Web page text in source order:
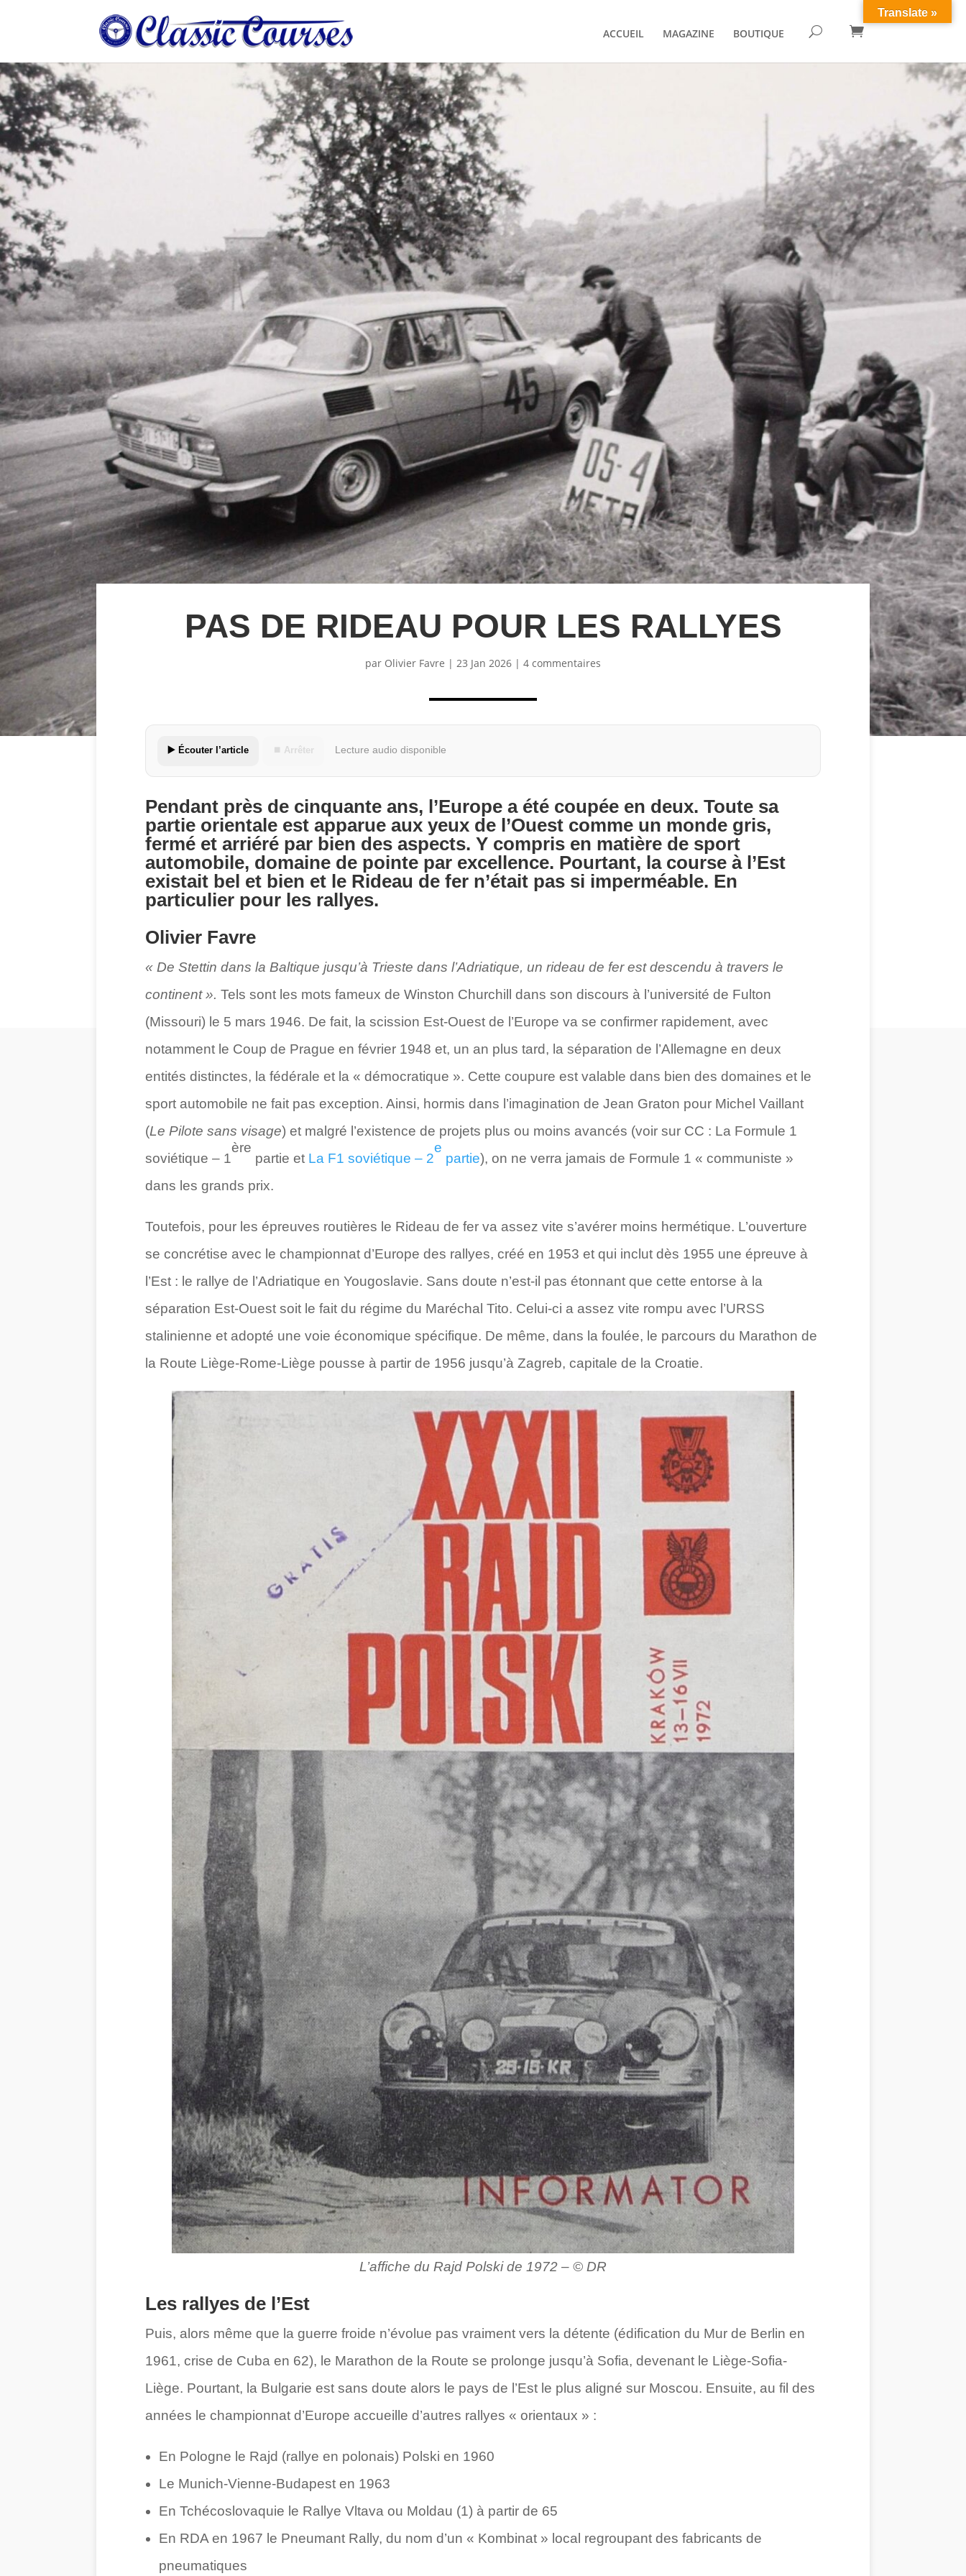
ACCUEIL MAGAZINE BOUTIQUE U 
PAS DE RIDEAU POUR LES RALLYES
par Olivier Favre | 23 Jan 2026 | 4 commentaires
▶️ Écouter l’article ⏹ Arrêter Lecture audio disponible
Pendant près de cinquante ans, l’Europe a été coupée en deux. Toute sa
partie orientale est apparue aux yeux de l’Ouest comme un monde gris,
fermé et arriéré par bien des aspects. Y compris en matière de sport
automobile, domaine de pointe par excellence. Pourtant, la course à l’Est
existait bel et bien et le Rideau de fer n’était pas si imperméable. En
particulier pour les rallyes.
Olivier Favre
« De Stettin dans la Baltique jusqu’à Trieste dans l’Adriatique, un rideau de fer est descendu à travers le
continent ». Tels sont les mots fameux de Winston Churchill dans son discours à l’université de Fulton
(Missouri) le 5 mars 1946. De fait, la scission Est-Ouest de l’Europe va se confirmer rapidement, avec
notamment le Coup de Prague en février 1948 et, un an plus tard, la séparation de l’Allemagne en deux
entités distinctes, la fédérale et la « démocratique ». Cette coupure est valable dans bien des domaines et le
sport automobile ne fait pas exception. Ainsi, hormis dans l’imagination de Jean Graton pour Michel Vaillant
(Le Pilote sans visage) et malgré l’existence de projets plus ou moins avancés (voir sur CC : La Formule 1
soviétique – 1
ère
partie et La F1 soviétique – 2
e
partie), on ne verra jamais de Formule 1 « communiste »
dans les grands prix.
Toutefois, pour les épreuves routières le Rideau de fer va assez vite s’avérer moins hermétique. L’ouverture
se concrétise avec le championnat d’Europe des rallyes, créé en 1953 et qui inclut dès 1955 une épreuve à
l’Est : le rallye de l’Adriatique en Yougoslavie. Sans doute n’est-il pas étonnant que cette entorse à la
séparation Est-Ouest soit le fait du régime du Maréchal Tito. Celui-ci a assez vite rompu avec l’URSS
stalinienne et adopté une voie économique spécifique. De même, dans la foulée, le parcours du Marathon de
la Route Liège-Rome-Liège pousse à partir de 1956 jusqu’à Zagreb, capitale de la Croatie.
L’affiche du Rajd Polski de 1972 – © DR
Les rallyes de l’Est
Puis, alors même que la guerre froide n’évolue pas vraiment vers la détente (édification du Mur de Berlin en
1961, crise de Cuba en 62), le Marathon de la Route se prolonge jusqu’à Sofia, devenant le Liège-Sofia-
Liège. Pourtant, la Bulgarie est sans doute alors le pays de l’Est le plus aligné sur Moscou. Ensuite, au fil des
années le championnat d’Europe accueille d’autres rallyes « orientaux » :
En Pologne le Rajd (rallye en polonais) Polski en 1960
Le Munich-Vienne-Budapest en 1963
En Tchécoslovaquie le Rallye Vltava ou Moldau (1) à partir de 65
En RDA en 1967 le Pneumant Rally, du nom d’un « Kombinat » local regroupant des fabricants de
pneumatiques
Translate »